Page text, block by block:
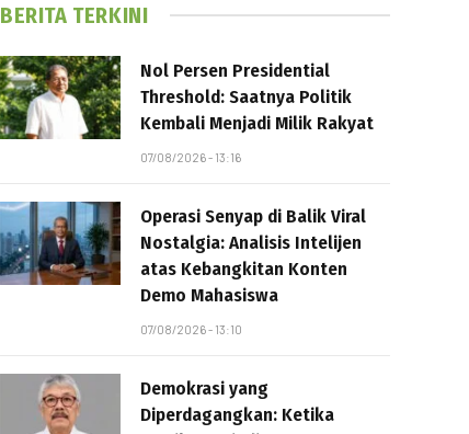
BERITA TERKINI
Nol Persen Presidential
Threshold: Saatnya Politik
Kembali Menjadi Milik Rakyat
07/08/2026 - 13:16
Operasi Senyap di Balik Viral
Nostalgia: Analisis Intelijen
atas Kebangkitan Konten
Demo Mahasiswa
07/08/2026 - 13:10
Demokrasi yang
Diperdagangkan: Ketika